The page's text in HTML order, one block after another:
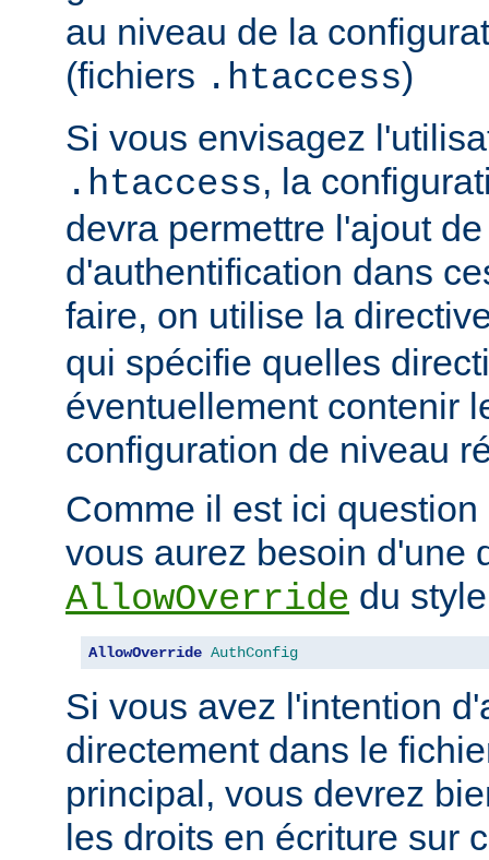
au niveau de la
(fichiers .htaccess)
Si vous envisagez
.htaccess, la
devra permettre l'ajout
d'authentification dans
faire, on utilise la
qui spécifie quelles
éventuellement contenir
configuration de niveau
Comme il est ici
vous aurez besoin d'une
AllowOverride du
AllowOverride AuthConfig
Si vous avez l'intention
directement dans le
principal, vous devrez
les droits en écriture sur